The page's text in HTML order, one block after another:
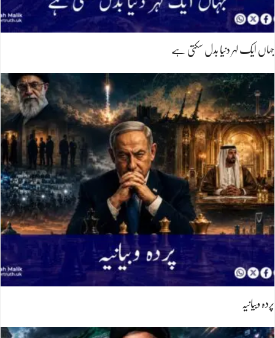
جہاں ایک لہر دنیا بدل سکتی ہے
پردہ وبیانیہ